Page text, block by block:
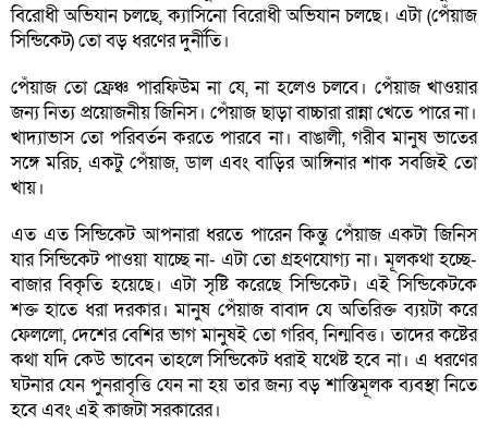
বিরোধী অভিযান চলছে, ক্যাসিনো বিরোধী অভিযান চলছে। এটা (পেঁয়াজ
সিন্ডিকেট) তো বড় ধরণের দুর্নীতি।
পেঁয়াজ তো ফ্রেঞ্চ পারফিউম না যে, না হলেও চলবে। পেঁয়াজ খাওয়ার
জন্য নিত্য প্রয়োজনীয় জিনিস। পেঁয়াজ ছাড়া বাচ্চারা রান্না খেতে পারে না।
খাদ্যাভাস তো পরিবর্তন করতে পারবে না। বাঙালী, গরীব মানুষ ভাতের
সঙ্গে মরিচ, একটু পেঁয়াজ, ডাল এবং বাড়ির আঙ্গিনার শাক সবজিই তো
খায়।
এত এত সিন্ডিকেট আপনারা ধরতে পারেন কিন্তু পেঁয়াজ একটা জিনিস
যার সিন্ডিকেট পাওয়া যাচ্ছে না- এটা তো গ্রহণযোগ্য না। মূলকথা হচ্ছে-
বাজার বিকৃতি হয়েছে। এটা সৃষ্টি করেছে সিন্ডিকেট। এই সিন্ডিকেটকে
শক্ত হাতে ধরা দরকার। মানুষ পেঁয়াজ বাবাদ যে অতিরিক্ত ব্যয়টা করে
ফেললো, দেশের বেশির ভাগ মানুষই তো গরিব, নিন্মবিত্ত। তাদের কষ্টের
কথা যদি কেউ ভাবেন তাহলে সিন্ডিকেট ধরাই যথেষ্ট হবে না। এ ধরণের
ঘটনার যেন পুনরাবৃত্তি যেন না হয় তার জন্য বড় শাস্তিমূলক ব্যবস্থা নিতে
হবে এবং এই কাজটা সরকারের।